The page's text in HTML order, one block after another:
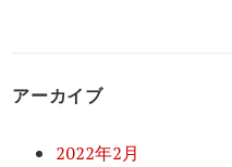
アーカイブ
2022年2月